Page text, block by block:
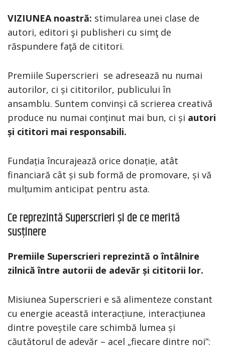
VIZIUNEA noastră: stimularea unei clase de
autori, editori şi publisheri cu simţ de
răspundere faţă de cititori.
Premiile Superscrieri se adresează nu numai
autorilor, ci și cititorilor, publicului în
ansamblu. Suntem convinși că scrierea creativă
produce nu numai conținut mai bun, ci și autori
și cititori mai responsabili.
Fundația încurajează orice donație, atât
financiară cât și sub formă de promovare, și vă
mulțumim anticipat pentru asta.
Ce reprezintă Superscrieri și de ce merită
susținere
Premiile Superscrieri reprezintă o întâlnire
zilnică între autorii de adevăr și cititorii lor.
Misiunea Superscrieri e să alimenteze constant
cu energie această interacțiune, interacțiunea
dintre poveștile care schimbă lumea și
căutătorul de adevăr – acel „fiecare dintre noi”: